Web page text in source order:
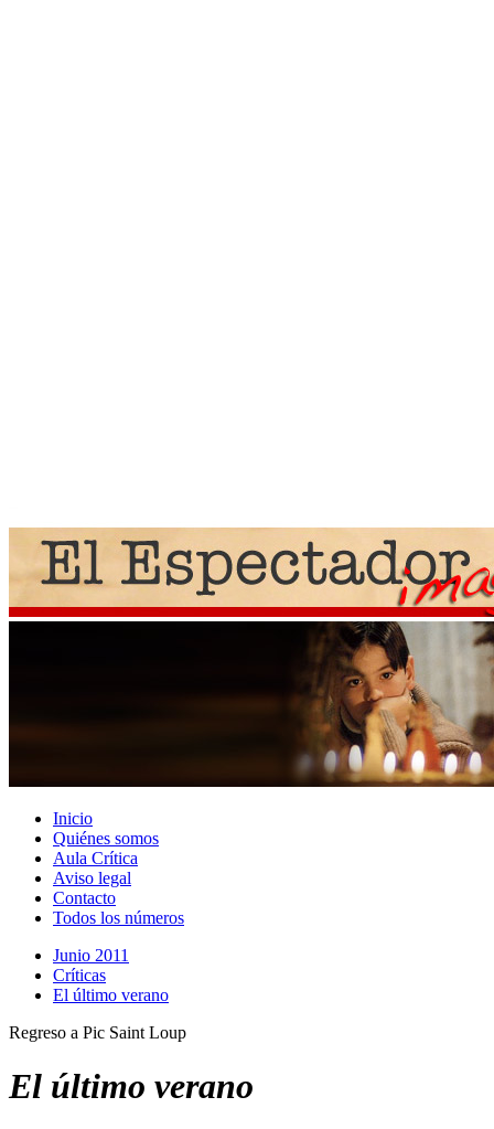
Inicio
Quiénes somos
Aula Crítica
Aviso legal
Contacto
Todos los números
Junio 2011
Crí­ticas
El último verano
Regreso a Pic Saint Loup
El último verano